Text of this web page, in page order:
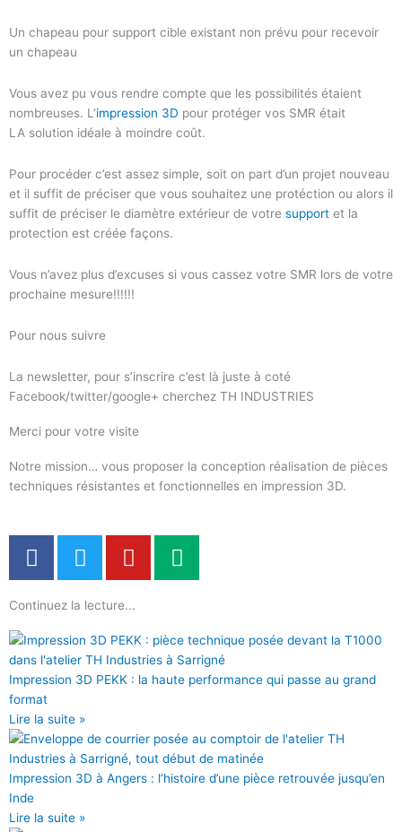
Un chapeau pour support cible existant non prévu pour recevoir
un chapeau
Vous avez pu vous rendre compte que les possibilités étaient
nombreuses. L’impression 3D pour protéger vos SMR était
LA solution idéale à moindre coût.
Pour procéder c’est assez simple, soit on part d’un projet nouveau
et il suffit de préciser que vous souhaitez une protéction ou alors il
suffit de préciser le diamètre extérieur de votre support et la
protection est créée façons.
Vous n’avez plus d’excuses si vous cassez votre SMR lors de votre
prochaine mesure!!!!!!
Pour nous suivre
La newsletter, pour s’inscrire c’est là juste à coté
Facebook/twitter/google+ cherchez TH INDUSTRIES
Merci pour votre visite
Notre mission… vous proposer la conception réalisation de pièces
techniques résistantes et fonctionnelles en impression 3D.
F
a
e
b
o
o
k
T
w
t
t
e
r
Y
o
t
u
b
e
M
e
u
m
Continuez la lecture...
Impression 3D PEKK : la haute performance qui passe au grand
format
Lire la suite »
Impression 3D à Angers : l’histoire d’une pièce retrouvée jusqu’en
Inde
Lire la suite »